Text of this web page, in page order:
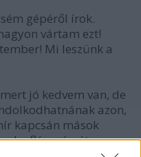
gépéről írok.
vártam ezt!
Mi leszünk a
jó kedvem van, de
azon,
kapcsán mások
a flém részét